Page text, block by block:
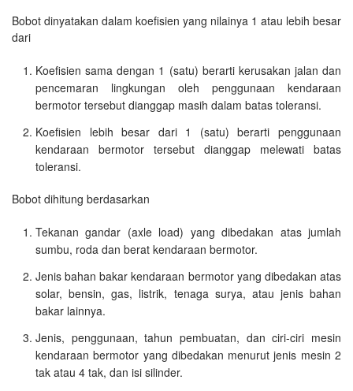
Bobot dinyatakan dalam koefisien yang nilainya 1 atau lebih besar
dari
Koefisien sama dengan 1 (satu) berarti kerusakan jalan dan
pencemaran lingkungan oleh penggunaan kendaraan
bermotor tersebut dianggap masih dalam batas toleransi.
Koefisien lebih besar dari 1 (satu) berarti penggunaan
kendaraan bermotor tersebut dianggap melewati batas
toleransi.
Bobot dihitung berdasarkan
Tekanan gandar (axle load) yang dibedakan atas jumlah
sumbu, roda dan berat kendaraan bermotor.
Jenis bahan bakar kendaraan bermotor yang dibedakan atas
solar, bensin, gas, listrik, tenaga surya, atau jenis bahan
bakar lainnya.
Jenis, penggunaan, tahun pembuatan, dan ciri-ciri mesin
kendaraan bermotor yang dibedakan menurut jenis mesin 2
tak atau 4 tak, dan isi silinder.